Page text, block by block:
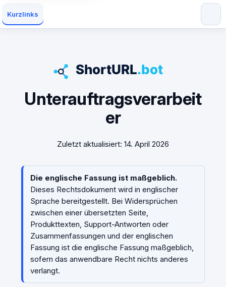
Kurzlinks
Unterauftragsverarbeit
er
Zuletzt aktualisiert: 14. April 2026
Die englische Fassung ist maßgeblich.
Dieses Rechtsdokument wird in englischer
Sprache bereitgestellt. Bei Widersprüchen
zwischen einer übersetzten Seite,
Produkttexten, Support-Antworten oder
Zusammenfassungen und der englischen
Fassung ist die englische Fassung maßgeblich,
sofern das anwendbare Recht nichts anderes
verlangt.